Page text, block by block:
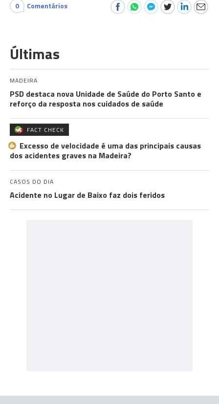
0 Comentários
Últimas
MADEIRA
PSD destaca nova Unidade de Saúde do Porto Santo e
reforço da resposta nos cuidados de saúde
FACT CHECK
Excesso de velocidade é uma das principais causas
dos acidentes graves na Madeira?
CASOS DO DIA
Acidente no Lugar de Baixo faz dois feridos